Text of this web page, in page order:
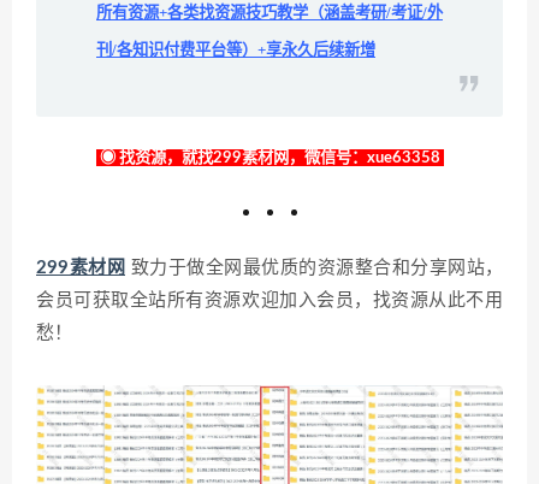
所有资源+各类找资源技巧教学（涵盖考研/考证/外
刊/各知识付费平台等）+享永久后续新增
◉ 找资源，就找299素材网，微信号：xue63358
299素材网 致力于做全网最优质的资源整合和分享网站，
会员可获取全站所有资源欢迎加入会员，找资源从此不用
愁！